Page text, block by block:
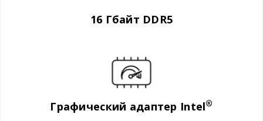
16 Гбайт DDR5
Графический адаптер Intel®